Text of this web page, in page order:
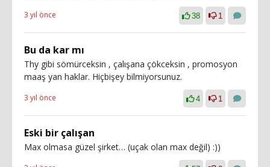
3 yıl önce 38 1
Bu da kar mı
Thy gibi sömürceksin , çalışana çökceksin , promosyon
maaş yan haklar. Hiçbişey bilmiyorsunuz.
3 yıl önce 4 1
Eski bir çalışan
Max olmasa güzel şirket… (uçak olan max değil) :))